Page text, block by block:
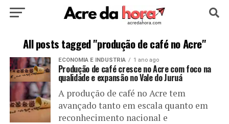
HOME POLÍTICA CULTURA ESPORTE
EDUCAÇÃO NOTÍCIA MUNDO
All posts tagged "produção de café no Acre"
ECONOMIA E INDUSTRIA 1 ano ago
Produção de café cresce no Acre com foco na
qualidade e expansão no Vale do Juruá
A produção de café no Acre tem
avançado tanto em escala quanto em
reconhecimento nacional e